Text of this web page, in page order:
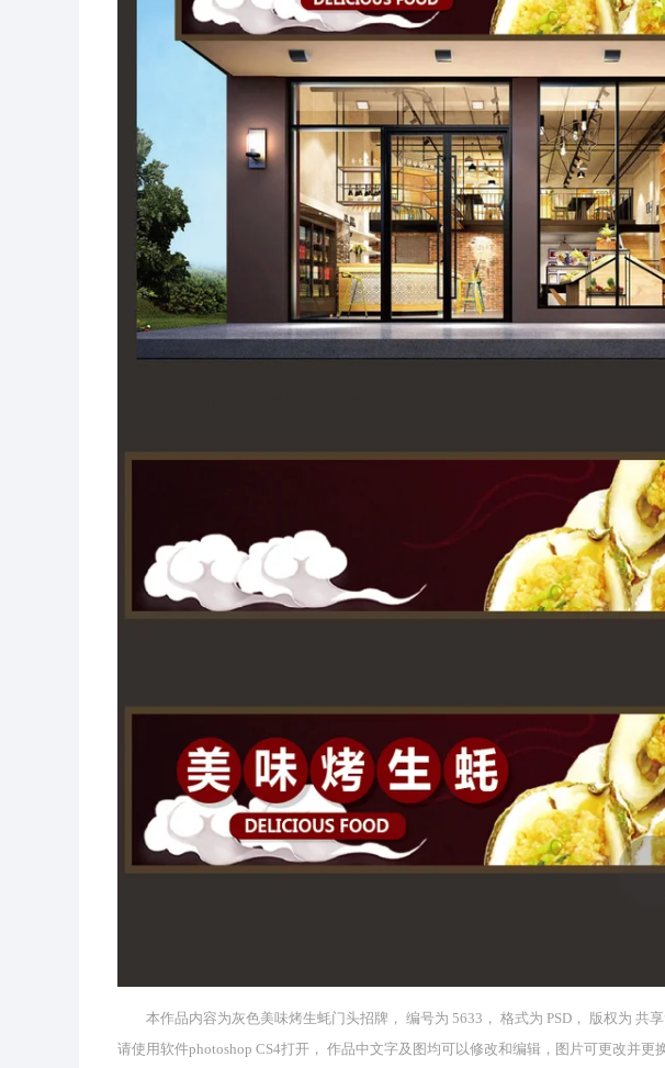
本作品内容为灰色美味烤生蚝门头招牌， 编号为 5633， 格式为 PSD， 版权为 共
请使用软件photoshop CS4打开， 作品中文字及图均可以修改和编辑，图片可更改并